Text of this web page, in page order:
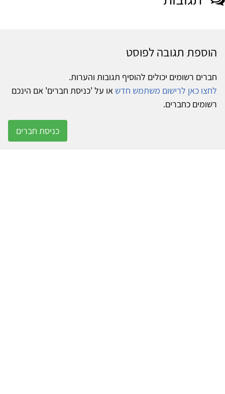
הוספת תגובה לפוסט
חברים רשומים יכולים להוסיף תגובות והערות.
לחצו כאן לרישום משתמש חדש או על 'כניסת חברים' אם הינכם
רשומים כחברים.
כניסת חברים